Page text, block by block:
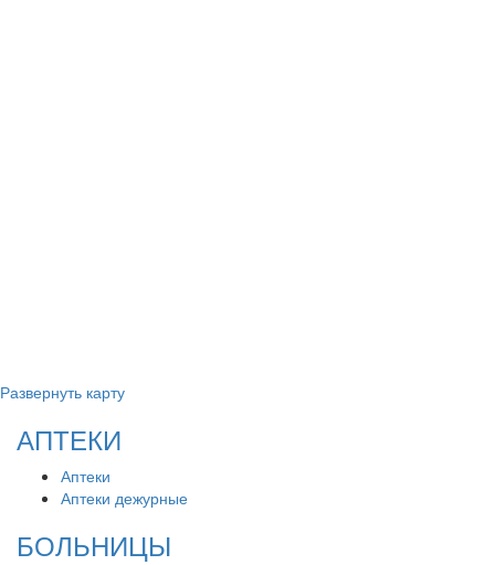
Развернуть карту
АПТЕКИ
Аптеки
Аптеки дежурные
БОЛЬНИЦЫ